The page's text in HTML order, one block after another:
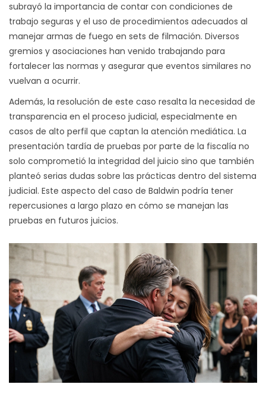
subrayó la importancia de contar con condiciones de
trabajo seguras y el uso de procedimientos adecuados al
manejar armas de fuego en sets de filmación. Diversos
gremios y asociaciones han venido trabajando para
fortalecer las normas y asegurar que eventos similares no
vuelvan a ocurrir.
Además, la resolución de este caso resalta la necesidad de
transparencia en el proceso judicial, especialmente en
casos de alto perfil que captan la atención mediática. La
presentación tardía de pruebas por parte de la fiscalía no
solo comprometió la integridad del juicio sino que también
planteó serias dudas sobre las prácticas dentro del sistema
judicial. Este aspecto del caso de Baldwin podría tener
repercusiones a largo plazo en cómo se manejan las
pruebas en futuros juicios.